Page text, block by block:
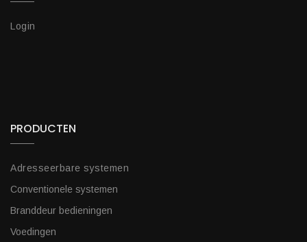
Login
PRODUCTEN
Adresseerbare systemen
Conventionele systemen
Branddeur bedieningen
Voedingen